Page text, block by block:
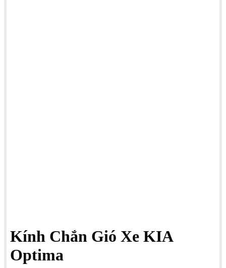
Kính Chắn Gió Xe KIA
Optima